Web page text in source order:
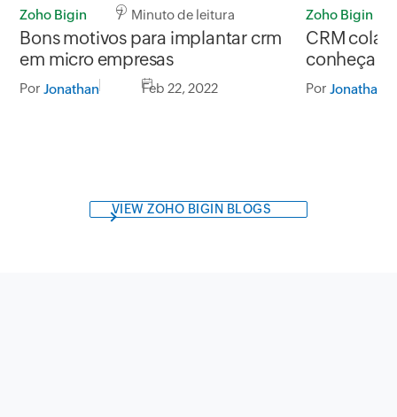
Zoho Bigin 7 Minuto de leitura
Bons motivos para implantar crm
em micro empresas
Por Jonathan Feb 22, 2022
Zoho Bigin
CRM
conheça
Por Jonathan
VIEW ZOHO BIGIN BLOGS